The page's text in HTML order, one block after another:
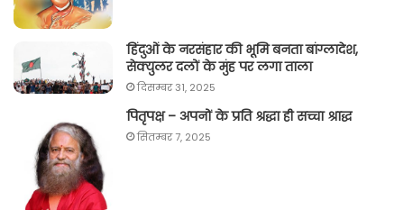
हिंदुओं के नरसंहार की भूमि बनता बांग्लादेश,
सेक्युलर दलों के मुंह पर लगा ताला
दिसम्बर 31, 2025
पितृपक्ष – अपनों के प्रति श्रद्धा ही सच्चा श्राद्ध
सितम्बर 7, 2025